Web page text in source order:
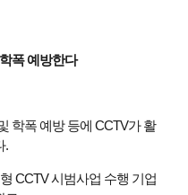
폭 예방한다
학폭 예방 등에 CCTV가 활
.
CCTV 시범사업 수행 기업